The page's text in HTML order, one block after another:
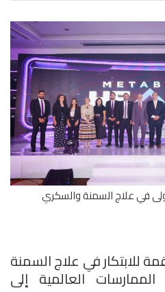
في علاج السمنة والسكري
للابتكار في علاج السمنة
العالمية إلى